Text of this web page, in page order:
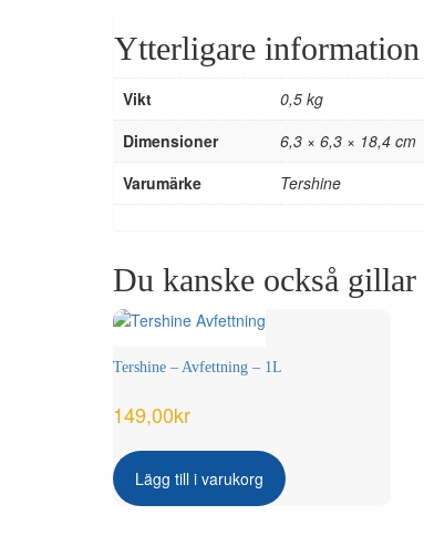
Ytterligare information
Vikt
0,5 kg
Dimensioner
6,3 × 6,3 × 18,4 cm
Varumärke
Tershine
Du kanske också
Tershine – Avfettning – 1L
149,00kr
Lägg till i varukorg